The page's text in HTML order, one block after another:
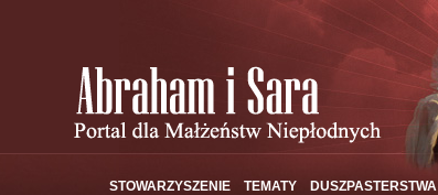
STOWARZYSZENIE TEMATY DUSZPASTERSTWA